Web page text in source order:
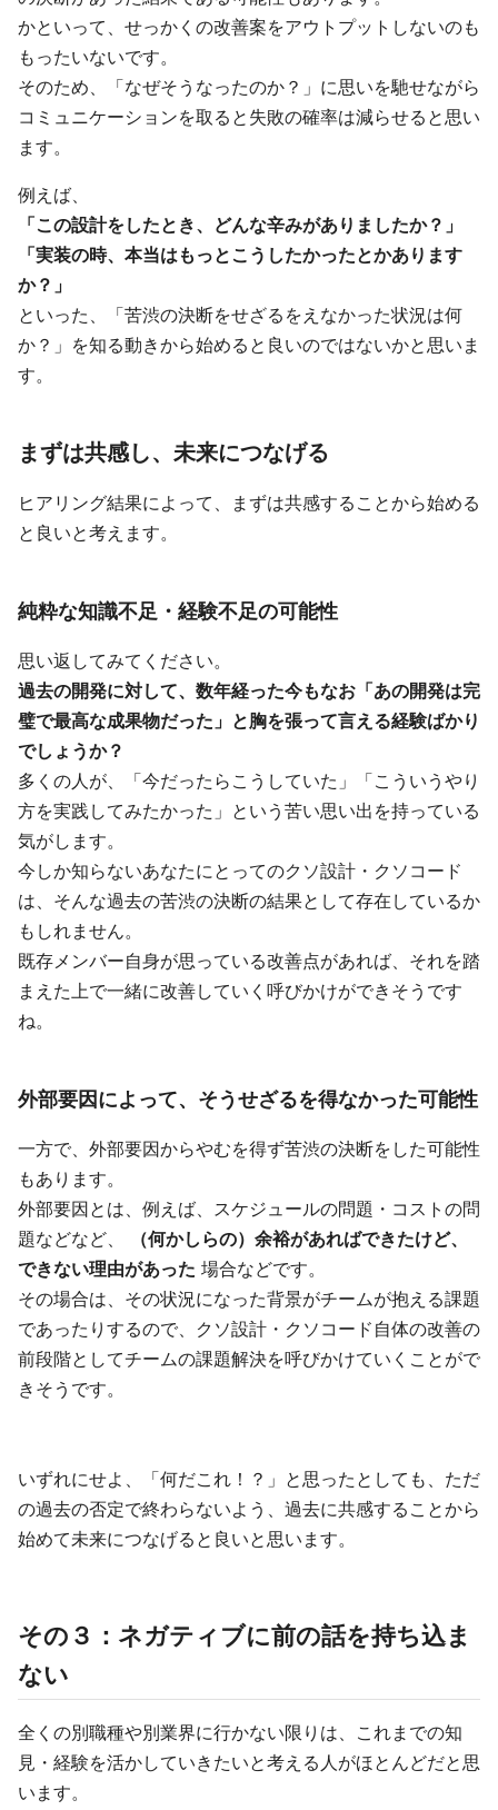
かといって、せっかくの改善案をアウトプットしないのも
もったいないです。
そのため、「なぜそうなったのか？」に思いを馳せながら
コミュニケーションを取ると失敗の確率は減らせると思い
ます。
例えば、
「この設計をしたとき、どんな辛みがありましたか？」
「実装の時、本当はもっとこうしたかったとかあります
か？」
といった、「苦渋の決断をせざるをえなかった状況は何
か？」を知る動きから始めると良いのではないかと思いま
す。
まずは共感し、未来につなげる
ヒアリング結果によって、まずは共感することから始める
と良いと考えます。
純粋な知識不足・経験不足の可能性
思い返してみてください。
過去の開発に対して、数年経った今もなお「あの開発は完
璧で最高な成果物だった」と胸を張って言える経験ばかり
でしょうか？
多くの人が、「今だったらこうしていた」「こういうやり
方を実践してみたかった」という苦い思い出を持っている
気がします。
今しか知らないあなたにとってのクソ設計・クソコード
は、そんな過去の苦渋の決断の結果として存在しているか
もしれません。
既存メンバー自身が思っている改善点があれば、それを踏
まえた上で一緒に改善していく呼びかけができそうです
ね。
外部要因によって、そうせざるを得なかった可能性
一方で、外部要因からやむを得ず苦渋の決断をした可能性
もあります。
外部要因とは、例えば、スケジュールの問題・コストの問
題などなど、
（何かしらの）余裕があればできたけど、
できない理由があった 場合などです。
その場合は、その状況になった背景がチームが抱える課題
であったりするので、クソ設計・クソコード自体の改善の
前段階としてチームの課題解決を呼びかけていくことがで
きそうです。
いずれにせよ、「何だこれ！？」と思ったとしても、ただ
の過去の否定で終わらないよう、過去に共感することから
始めて未来につなげると良いと思います。
その３：ネガティブに前の話を持ち込ま
ない
全くの別職種や別業界に行かない限りは、これまでの知
見・経験を活かしていきたいと考える人がほとんどだと思
います。